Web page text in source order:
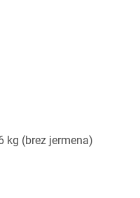
kg (brez jermena)
Za